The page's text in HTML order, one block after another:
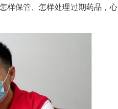
样保管、怎样处理过期药品，心